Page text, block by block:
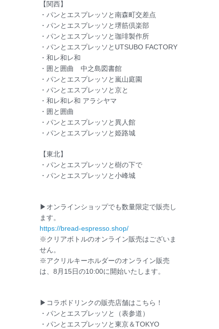
【関西】
・パンとエスプレッソと南森町交差点
・パンとエスプレッソと堺筋倶楽部
・パンとエスプレッソと珈琲製作所
・パンとエスプレッソとUTSUBO FACTORY
・和レ和レ和
・囲と囲曲 中之島図書館
・パンとエスプレッソと嵐山庭園
・パンとエスプレッソと京と
・和レ和レ和 アラシヤマ
・囲と囲曲
・パンとエスプレッソと異人館
・パンとエスプレッソと姫路城
【東北】
・パンとエスプレッソと樹の下で
・パンとエスプレッソと小峰城
▶オンラインショップでも数量限定で販売し
ます。
https://bread-espresso.shop/
※クリアボトルのオンライン販売はございま
せん。
※アクリルキーホルダーのオンライン販売
は、8月15日の10:00に開始いたします。
▶コラボドリンクの販売店舗はこちら！
・パンとエスプレッソと（表参道）
・パンとエスプレッソと東京＆TOKYO